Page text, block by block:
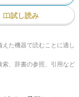
試し読み
た機器で読むことに適し
、辞書の参照、引用など